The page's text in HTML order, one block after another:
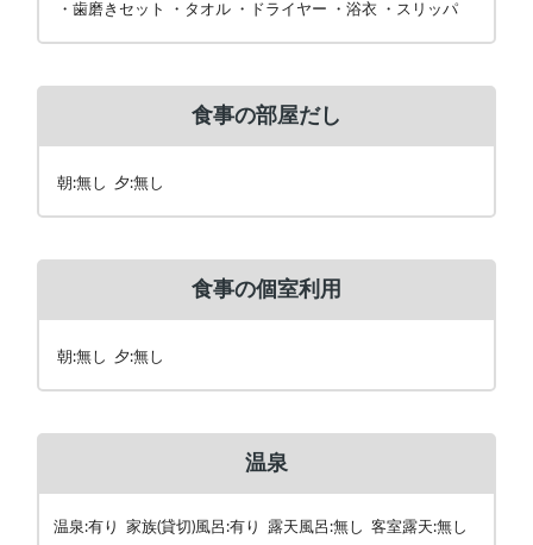
・歯磨きセット ・タオル ・ドライヤー ・浴衣 ・スリッパ
食事の部屋だし
朝:無し 夕:無し
食事の個室利用
朝:無し 夕:無し
温泉
温泉:有り 家族(貸切)風呂:有り 露天風呂:無し 客室露天:無し